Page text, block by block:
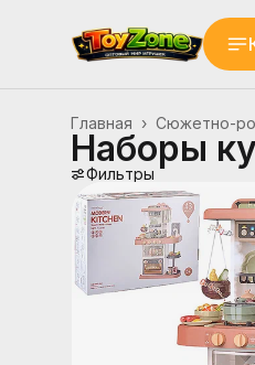
Сюжетно-
Главная ›
Наборы
Фильтры